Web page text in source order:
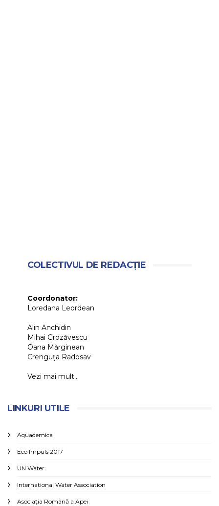
COLECTIVUL DE REDACȚIE
Coordonator:
Loredana Leordean
Alin Anchidin
Mihai Grozăvescu
Oana Mărginean
Crenguța Radosav
Vezi mai mult...
LINKURI UTILE
Aquademica
Eco Impuls 2017
UN Water
International Water Association
Asociaţia Română a Apei